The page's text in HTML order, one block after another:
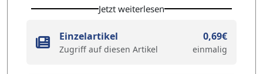
Jetzt weiterlesen
Einzelartikel
Zugriff auf diesen Artikel
0,69€
einmalig